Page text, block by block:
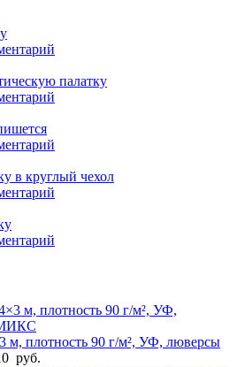
палатку
в круглый чехол
м, плотность 90 г/м², УФ, люверсы
руб.